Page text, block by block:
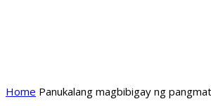
Home Panukalang magbibigay ng